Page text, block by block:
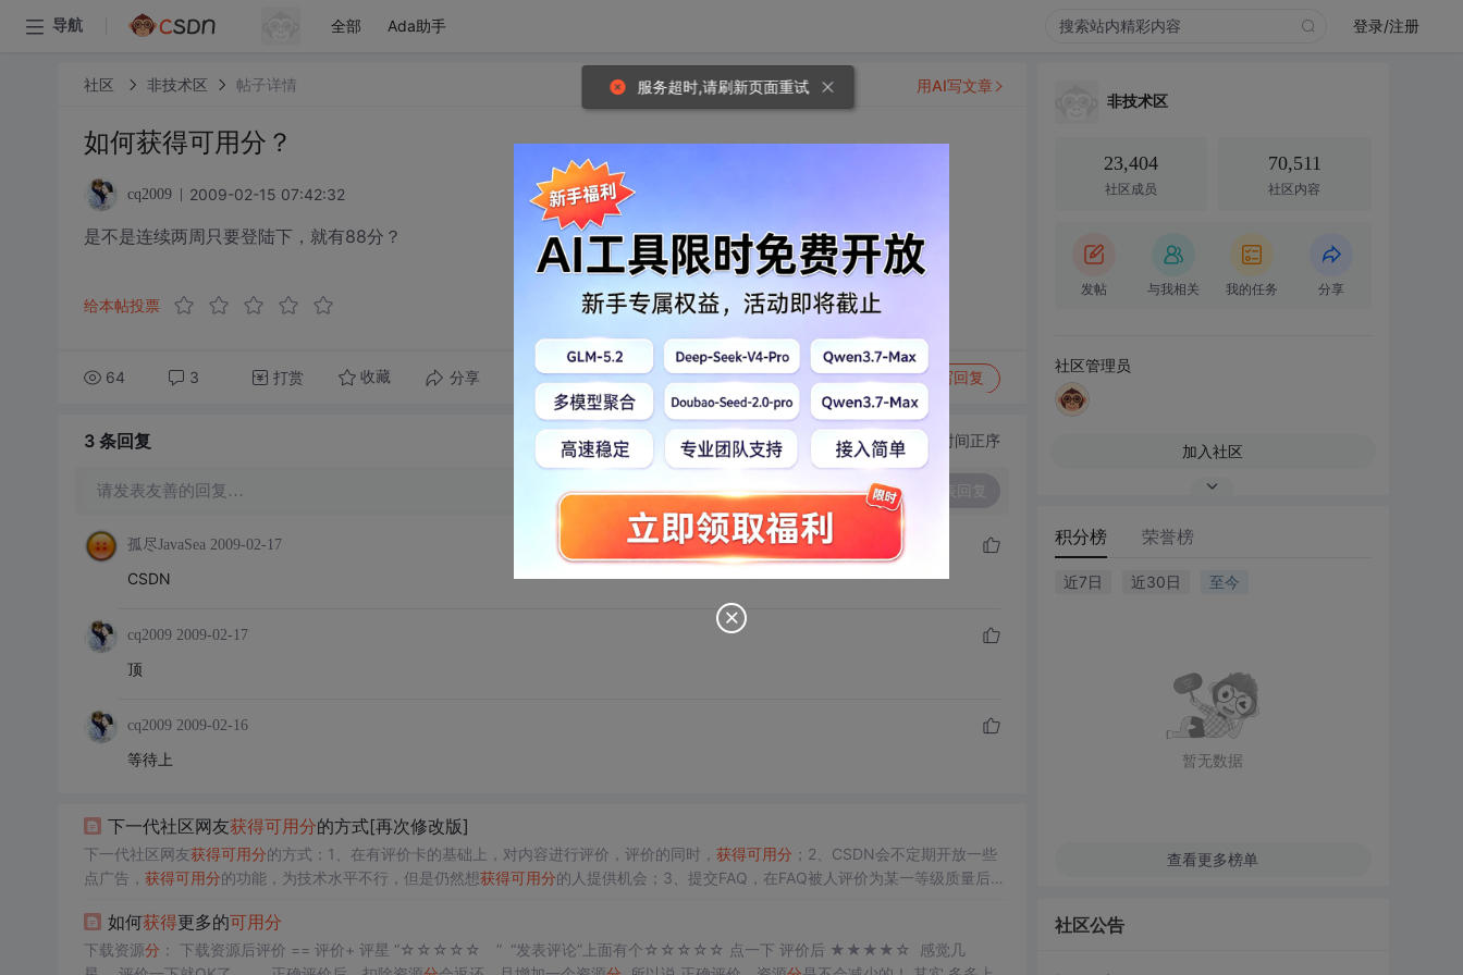
导航 全部 Ada助手 登录/注册
社区 非技术区 帖子详情
如何获得可用分？
cq2009 2009-02-15 07:42:32
是不是连续两周只要登陆下，就有88分？
给本帖投票
64 3 打赏 收藏 分享 转发到动态 举报 写回复
用AI写文章
3 条回复 切换为时间正序
请发表友善的回复…
孤尽JavaSea 2009-02-17
CSDN
cq2009 2009-02-17
顶
cq2009 2009-02-16
等待上
下一代社区网友获得可用分的方式[再次修改版]
下一代社区网友获得可用分的方式：1、在有评价卡的基础上，对内容进行评价，评价的同时， 获得可用分 ；2、CSDN会不定期开放一些
点广告， 获得可用分的功能，为技术水平不行，但是仍然想获得可用分的人提供机会；3、提交FAQ，在FAQ被人评价为某一等级质量后，
一定比率兑换成新系统的可用
如何获得更多的可用分
下载资源分 ： 下载资源后评价 == 评价+ 评星 “☆☆☆☆☆ ” “发表评论”上面有个☆☆☆☆☆ 点一下 评价后 ★★★★☆ 感觉几
非技术区
23,404
社区成员
70,511
社区内容
发帖 与我相关 我的任务 分享
社区管理员
加入社区
积分榜 荣誉榜
近7日 近30日 至今
暂无数据
查看更多榜单
社区公告
服务超时,请刷新页面重试